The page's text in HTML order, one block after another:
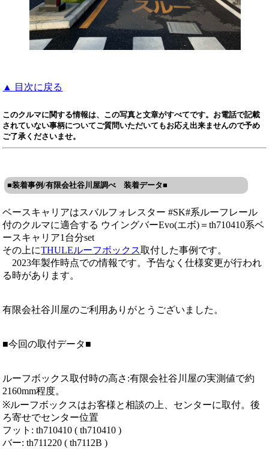
▲ 目次に戻る
このクルマに関する情報は、この写真と文章がすべてです。お電話で記載
されていない事柄についてご質問いただいてもお応え出来ませんので予め
ご了承くださいませ。
■装着事例/有限会社谷川屋調べ 装着データ■
ベースキャリアはスバルフォレスター #SK#系ルーフレール
付のクルマに適合する ウイングバーEvo(エボ)＝th710410系ベ
ースキャリア1台分set
その上にTHULEルーフボックス取付した事例です。
2023年製作時点での情報です。予告なく仕様変更が行われ
る時があります。
有限会社谷川屋のご利用ありがとうございました。
■今回の取付データ■
ルーフボックス取付時の高さ:有限会社谷川屋の実測値で約
2160mm程度。
※ルーフボックスはお客様と相談の上、センターに取付。後
ろ寄せでセンター位置
フット: th710410 ( th710410 )
バー: th711220 ( th7112B )